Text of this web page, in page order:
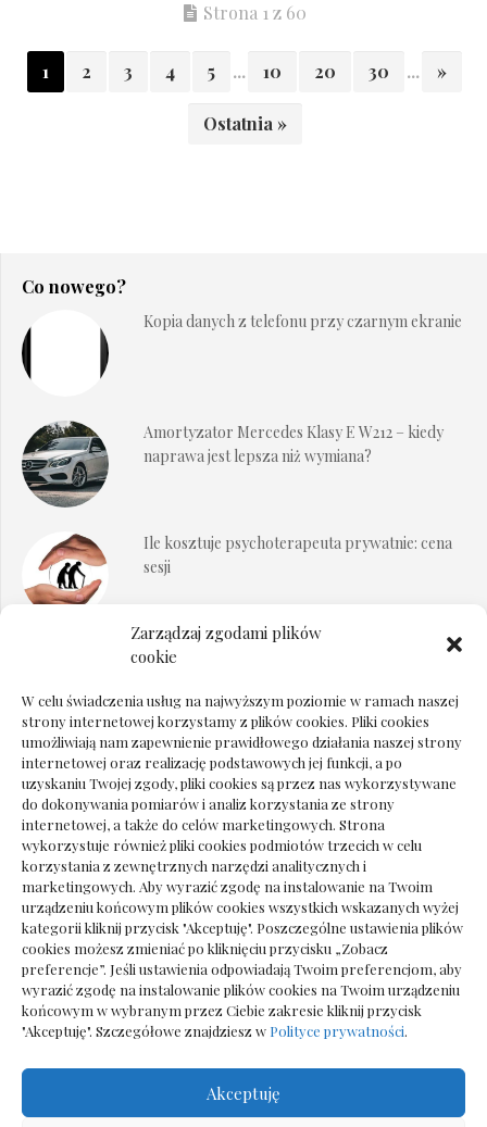
Zarządzaj zgodami plików
cookie
W celu świadczenia usług na najwyższym poziomie w ramach naszej
strony internetowej korzystamy z plików cookies. Pliki cookies
umożliwiają nam zapewnienie prawidłowego działania naszej strony
internetowej oraz realizację podstawowych jej funkcji, a po
uzyskaniu Twojej zgody, pliki cookies są przez nas wykorzystywane
do dokonywania pomiarów i analiz korzystania ze strony
internetowej, a także do celów marketingowych. Strona
wykorzystuje również pliki cookies podmiotów trzecich w celu
korzystania z zewnętrznych narzędzi analitycznych i
marketingowych. Aby wyrazić zgodę na instalowanie na Twoim
urządzeniu końcowym plików cookies wszystkich wskazanych wyżej
kategorii kliknij przycisk "Akceptuję". Poszczególne ustawienia plików
cookies możesz zmieniać po kliknięciu przycisku „Zobacz
preferencje”. Jeśli ustawienia odpowiadają Twoim preferencjom, aby
wyrazić zgodę na instalowanie plików cookies na Twoim urządzeniu
końcowym w wybranym przez Ciebie zakresie kliknij przycisk
"Akceptuję". Szczegółowe znajdziesz w Polityce prywatności.
Akceptuję
Strona 1 z 60
1 2 3 4 5 ... 10 20 30 ... »
Ostatnia »
Co nowego?
Kopia danych z telefonu przy czarnym ekranie
Amortyzator Mercedes Klasy E W212 – kiedy
naprawa jest lepsza niż wymiana?
Ile kosztuje psychoterapeuta prywatnie: cena
sesji
Dokumenty do odbioru przy zmianie biura
Deska podłogowa do salonu: jak wybrać bez
pośpiechu